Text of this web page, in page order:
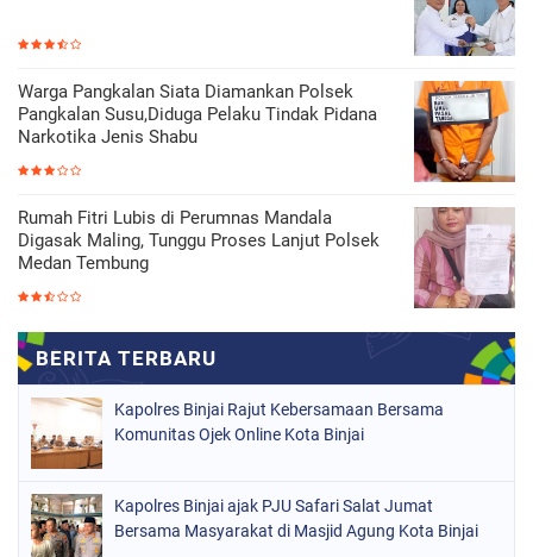
Warga Pangkalan Siata Diamankan Polsek
Pangkalan Susu,Diduga Pelaku Tindak Pidana
Narkotika Jenis Shabu
Rumah Fitri Lubis di Perumnas Mandala
Digasak Maling, Tunggu Proses Lanjut Polsek
Medan Tembung
Kapolres Binjai Rajut Kebersamaan Bersama
Komunitas Ojek Online Kota Binjai
Kapolres Binjai ajak PJU Safari Salat Jumat
Bersama Masyarakat di Masjid Agung Kota Binjai